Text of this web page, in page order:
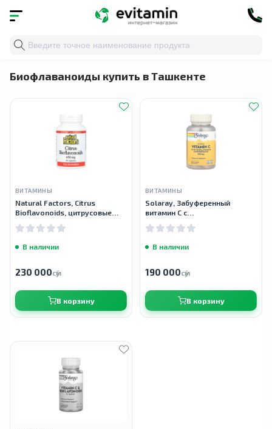
Главная Травы и натуральные средства
Биофлаваноиды купить в Ташкенте
ВИТАМИНЫ
Natural Factors, Citrus
Bioflavonoids, цитрусовые
биофлавоноиды, 650 мг, 90
капсул
В наличии
230 000сӯм
В корзину
ВИТАМИНЫ
Solaray, Забуференный
витамин С с
биофлавоноидным
концентратом, 500 мг, 100
В наличии
190 000сӯм
В корзину